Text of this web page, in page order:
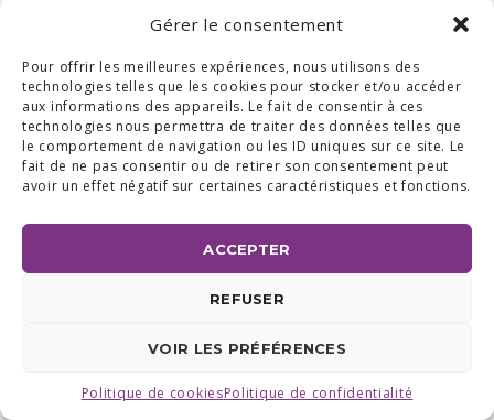
Gérer le consentement
Pour offrir les meilleures expériences, nous utilisons des
technologies telles que les cookies pour stocker et/ou accéder
aux informations des appareils. Le fait de consentir à ces
technologies nous permettra de traiter des données telles que
le comportement de navigation ou les ID uniques sur ce site. Le
fait de ne pas consentir ou de retirer son consentement peut
avoir un effet négatif sur certaines caractéristiques et fonctions.
ACCEPTER
REFUSER
VOIR LES PRÉFÉRENCES
Politique de cookiesPolitique de confidentialité
4430 ANS TEL +32 (0) 2 387 43 32 | FAX +32 (0) 2 663 70 09
©2025 ALL ACCESS | POLITIQUE DE CONFIDENTIALITÉ
|